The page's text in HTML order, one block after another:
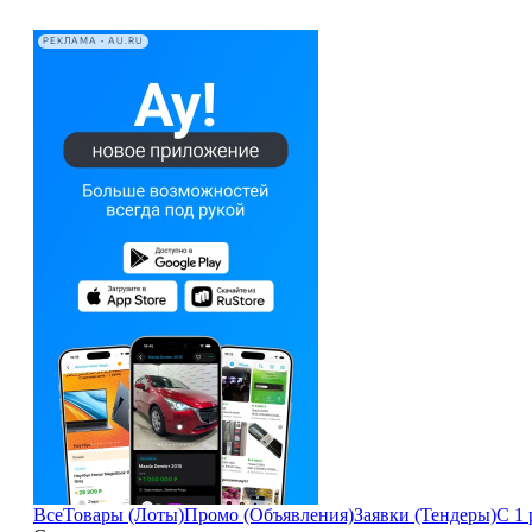
РЕКЛАМА • AU.RU
ВсеТовары (Лоты)Промо (Объявления)Заявки (Тендеры)С 1